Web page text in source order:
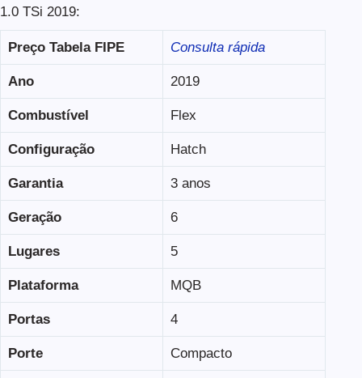
1.0 TSi 2019:
Preço Tabela FIPE Consulta rápida
Ano 2019
Combustível Flex
Configuração Hatch
Garantia 3 anos
Geração 6
Lugares 5
Plataforma MQB
Portas 4
Porte Compacto